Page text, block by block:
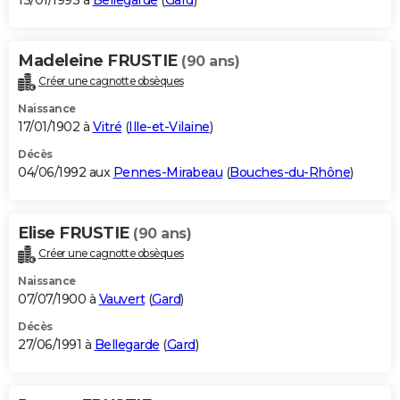
Madeleine FRUSTIE (90 ans)
Créer une cagnotte obsèques
Naissance
17/01/1902 à Vitré (Ille-et-Vilaine)
Décès
04/06/1992 aux Pennes-Mirabeau (Bouches-du-Rhône)
Elise FRUSTIE (90 ans)
Créer une cagnotte obsèques
Naissance
07/07/1900 à Vauvert(Gard)
Décès
27/06/1991 à Bellegarde (Gard)